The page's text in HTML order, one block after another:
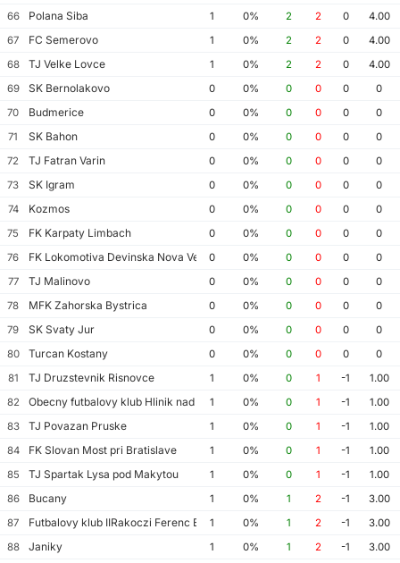
66
Polana Siba 1 0% 2 2 0
4.00
67
FC Semerovo 1 0% 2 2 0
4.00
68
TJ Velke Lovce 1 0% 2 2 0
4.00
69
SK Bernolakovo 0 0% 0 0 0
0
70
Budmerice 0 0% 0 0 0
0
71
SK Bahon 0 0% 0 0 0
0
72
TJ Fatran Varin 0 0% 0 0 0
0
73
SK Igram 0 0% 0 0 0
0
74
Kozmos 0 0% 0 0 0
0
75
FK Karpaty Limbach 0 0% 0 0 0
0
76
FK Lokomotiva Devinska Nova Ves 0 0% 0 0 0
0
77
TJ Malinovo 0 0% 0 0 0
0
78
MFK Zahorska Bystrica 0 0% 0 0 0
0
79
SK Svaty Jur 0 0% 0 0 0
0
80
Turcan Kostany 0 0% 0 0 0
0
81
TJ Druzstevnik Risnovce 1 0% 0 1 -1
1.00
82
Obecny futbalovy klub Hlinik nad Hronom
1 0% 0 1 -1
1.00
83
TJ Povazan Pruske 1 0% 0 1 -1
1.00
84
FK Slovan Most pri Bratislave 1 0% 0 1 -1
1.00
85
TJ Spartak Lysa pod Makytou 1 0% 0 1 -1
1.00
86
Bucany 1 0% 1 2 -1
3.00
87
Futbalovy klub IIRakoczi Ferenc Borsa
1 0% 1 2 -1
3.00
88
Janiky 1 0% 1 2 -1
3.00